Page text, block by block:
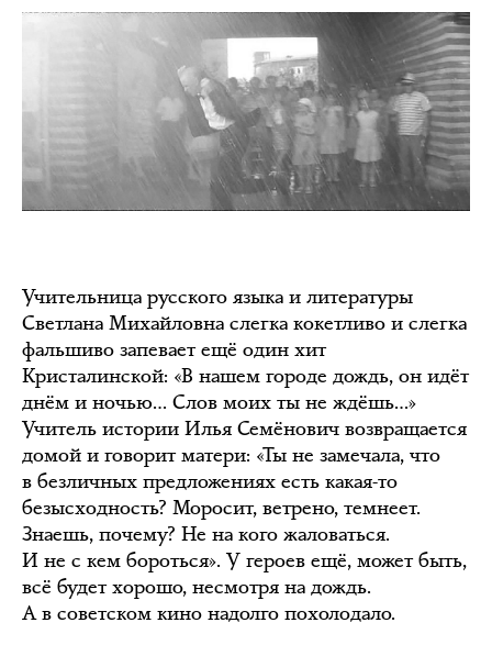
Учительница русского языка и литературы
Светлана Михайловна слегка кокетливо и слегка
фальшиво запевает ещё один хит
Кристалинской: «В нашем городе дождь, он идёт
днём и ночью… Слов моих ты не ждёшь…»
Учитель истории Илья Семёнович возвращается
домой и говорит матери: «Ты не замечала, что
в безличных предложениях есть какая-то
безысходность? Моросит, ветрено, темнеет.
Знаешь, почему? Не на кого жаловаться.
И не с кем бороться». У героев ещё, может быть,
всё будет хорошо, несмотря на дождь.
А в советском кино надолго похолодало.